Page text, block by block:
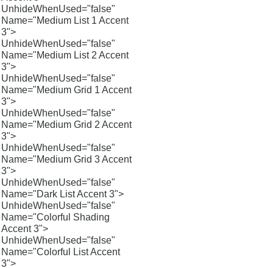
UnhideWhenUsed="false"
Name="Medium List 1 Accent
3">
UnhideWhenUsed="false"
Name="Medium List 2 Accent
3">
UnhideWhenUsed="false"
Name="Medium Grid 1 Accent
3">
UnhideWhenUsed="false"
Name="Medium Grid 2 Accent
3">
UnhideWhenUsed="false"
Name="Medium Grid 3 Accent
3">
UnhideWhenUsed="false"
Name="Dark List Accent 3">
UnhideWhenUsed="false"
Name="Colorful Shading
Accent 3">
UnhideWhenUsed="false"
Name="Colorful List Accent
3">